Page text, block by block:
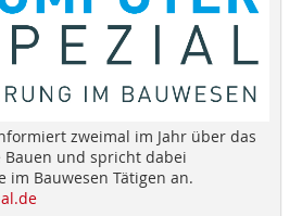
zweimal im Jahr über das
und spricht dabei
Bauwesen Tätigen an.